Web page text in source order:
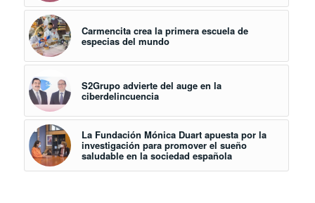
Carmencita crea la primera escuela de
especias del mundo
S2Grupo advierte del auge en la
ciberdelincuencia
La Fundación Mónica Duart apuesta por la
investigación para promover el sueño
saludable en la sociedad española